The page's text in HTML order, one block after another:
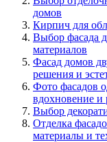
домов
Кирпич для
Выбор фасада
материалов
Фасад домов
решения и
Фото фасадов
вдохновение и
Выбор
Отделка
материалы и